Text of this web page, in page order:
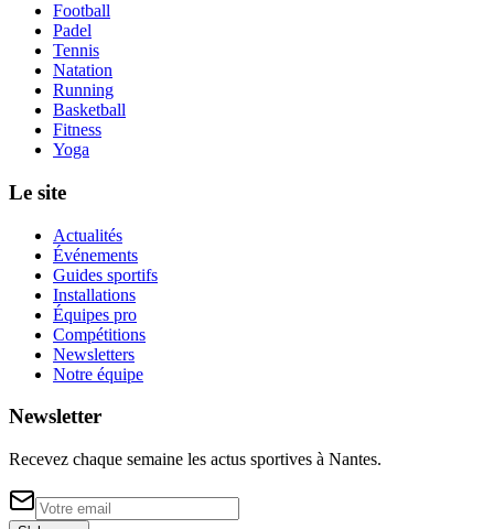
Football
Padel
Tennis
Natation
Running
Basketball
Fitness
Yoga
Le site
Actualités
Événements
Guides sportifs
Installations
Équipes pro
Compétitions
Newsletters
Notre équipe
Newsletter
Recevez chaque semaine les actus sportives à Nantes.